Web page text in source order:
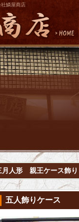
鱗屋商店
月人形 親王ケース飾り
五人飾りケース